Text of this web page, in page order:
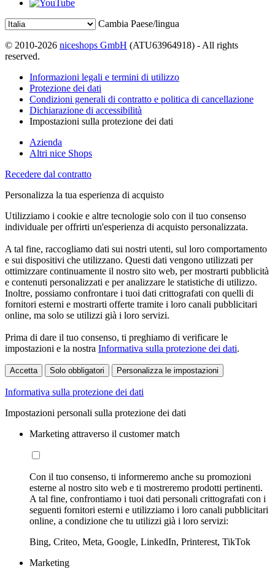
Cambia Paese/lingua
© 2010-2026 niceshops GmbH (ATU63964918) - All rights
reserved.
Informazioni legali e termini di utilizzo
Protezione dei dati
Condizioni generali di contratto e politica di cancellazione
Dichiarazione di accessibilità
Impostazioni sulla protezione dei dati
Azienda
Altri nice Shops
Recedere dal contratto
Personalizza la tua esperienza di acquisto
Utilizziamo i cookie e altre tecnologie solo con il tuo consenso
individuale per offrirti un'esperienza di acquisto personalizzata.
A tal fine, raccogliamo dati sui nostri utenti, sul loro comportamento
e sui dispositivi che utilizzano. Questi dati vengono utilizzati per
ottimizzare continuamente il nostro sito web, per mostrarti pubblicità
e contenuti personalizzati e per analizzare le statistiche di utilizzo.
Inoltre, possiamo confrontare i tuoi dati crittografati con quelli di
fornitori esterni e mostrarti offerte tramite i loro canali pubblicitari
online, ma solo se utilizzi già i loro servizi.
Prima di dare il tuo consenso, ti preghiamo di verificare le
impostazioni e la nostra Informativa sulla protezione dei dati.
Accetta Solo obbligatori Personalizza le impostazioni
Informativa sulla protezione dei dati
Impostazioni personali sulla protezione dei dati
Marketing attraverso il customer match
Con il tuo consenso, ti informeremo anche su promozioni
esterne al nostro sito web e ti mostreremo prodotti pertinenti.
A tal fine, confrontiamo i tuoi dati personali crittografati con i
seguenti fornitori esterni e utilizziamo i loro canali pubblicitari
online, a condizione che tu utilizzi già i loro servizi:
Bing, Criteo, Meta, Google, LinkedIn, Printerest, TikTok
Marketing